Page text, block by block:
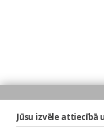
Jūsu izvēle attiecībā